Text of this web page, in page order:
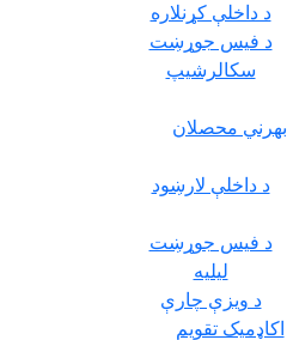
د داخلې کړنلاره
د فیس جوړښت
سکالرشیپ
بهرني محصلان
د داخلې لارښود
د فیس جوړښت
ليليه
د ویزې چارې
اکاډميک تقويم